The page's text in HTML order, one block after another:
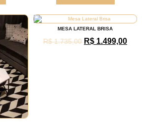
MESA LATERAL BRISA
R$1.735,00 R$ 1.499,00